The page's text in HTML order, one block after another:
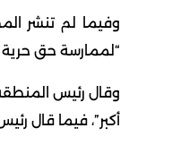
وفيما لم تنشر
“لممارسة حق حرية
وقال رئيس
أكبر”، فيما قال